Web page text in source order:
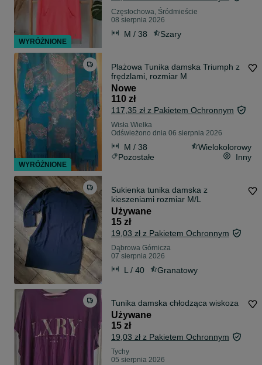
Częstochowa, Śródmieście
08 sierpnia 2026
M / 38 Szary
Plażowa Tunika damska Triumph z
frędzlami, rozmiar M
Nowe
110 zł
117,35 zł z Pakietem Ochronnym
Wisła Wielka
Odświeżono dnia 06 sierpnia 2026
M / 38
Wielokolorowy
Pozostałe
Inny
Sukienka tunika damska z
kieszeniami rozmiar M/L
Używane
15 zł
19,03 zł z Pakietem Ochronnym
Dąbrowa Górnicza
07 sierpnia 2026
L / 40 Granatowy
Tunika damska chłodząca wiskoza
Używane
15 zł
19,03 zł z Pakietem Ochronnym
Tychy
05 sierpnia 2026
WYRÓŻNIONE
WYRÓŻNIONE